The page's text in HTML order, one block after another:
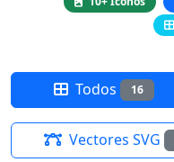
Todos 16
Vectores SVG